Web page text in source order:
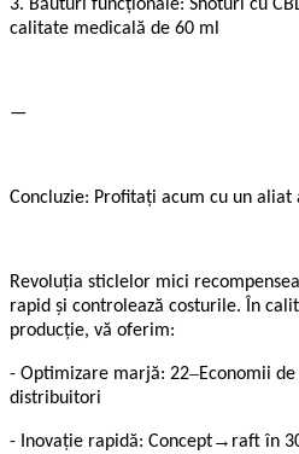
3. Băuturi funcționale: Shoturi cu
calitate medicală de 60 ml
—
Concluzie: Profitați acum cu un
Revoluția sticlelor mici
rapid și controlează costurile. În
producție, vă oferim:
- Optimizare marjă: 22–Economii
distribuitori
- Inovație rapidă: Concept→ raft în